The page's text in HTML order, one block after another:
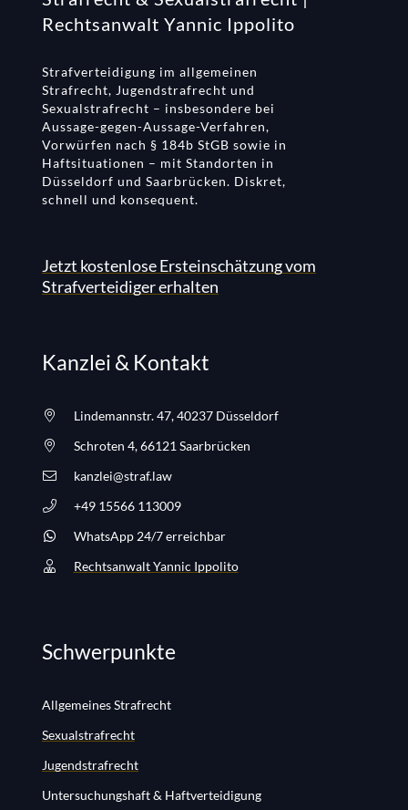
Rechtsanwalt Yannic Ippolito
Strafverteidigung im allgemeinen
Strafrecht, Jugendstrafrecht und
Sexualstrafrecht – insbesondere bei
Aussage-gegen-Aussage-Verfahren,
Vorwürfen nach § 184b StGB sowie in
Haftsituationen – mit Standorten in
Düsseldorf und Saarbrücken. Diskret,
schnell und konsequent.
Jetzt kostenlose Ersteinschätzung vom
Strafverteidiger erhalten
Kanzlei & Kontakt
Lindemannstr. 47, 40237 Düsseldorf
Schroten 4, 66121 Saarbrücken
kanzlei@straf.law
+49 15566 113009
WhatsApp 24/7 erreichbar
Rechtsanwalt Yannic Ippolito
Schwerpunkte
Allgemeines Strafrecht
Sexualstrafrecht
Jugendstrafrecht
Untersuchungshaft & Haftverteidigung